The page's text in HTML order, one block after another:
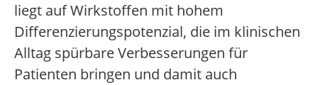
liegt auf Wirkstoffen mit hohem
Differenzierungspotenzial, die im klinischen
Alltag spürbare Verbesserungen für
Patienten bringen und damit auch